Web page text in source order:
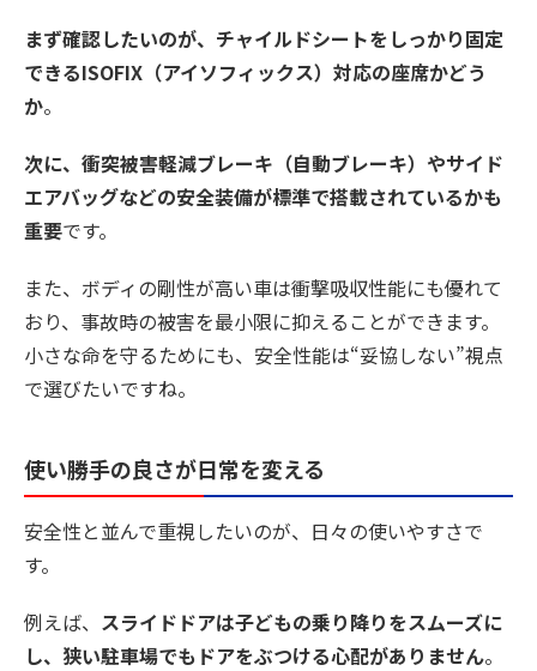
まず確認したいのが、チャイルドシートをしっかり固定
できるISOFIX（アイソフィックス）対応の座席かどう
か。
次に、衝突被害軽減ブレーキ（自動ブレーキ）やサイド
エアバッグなどの安全装備が標準で搭載されているかも
重要です。
また、ボディの剛性が高い車は衝撃吸収性能にも優れて
おり、事故時の被害を最小限に抑えることができます。
小さな命を守るためにも、安全性能は“妥協しない”視点
で選びたいですね。
使い勝手の良さが日常を変える
安全性と並んで重視したいのが、日々の使いやすさで
す。
例えば、 スライドドアは子どもの乗り降りをスムーズに
し、狭い駐車場でもドアをぶつける心配がありません。